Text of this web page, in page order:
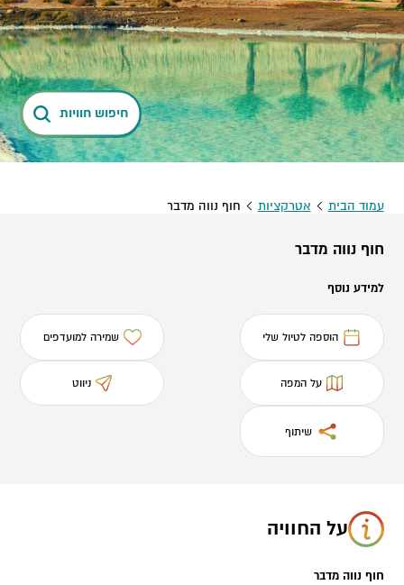
חיפוש חוויות
עמוד הבית אטרקציות חוף נווה מדבר
חוף נווה מדבר
למידע נוסף
הוספה לטיול שלי שמירה למועדפים
על המפה ניווט
שיתוף
על החוויה
חוף נווה מדבר